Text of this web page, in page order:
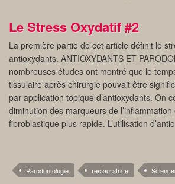
Le Stress Oxydatif #2
La première partie de cet article définit le
antioxydants. ANTIOXYDANTS ET
nombreuses études ont montré que le
tissulaire après chirurgie pouvait être
par application topique d’antioxydants. On
diminution des marqueurs de
fibroblastique plus rapide. L’utilisation
Parodontologie restauratrice